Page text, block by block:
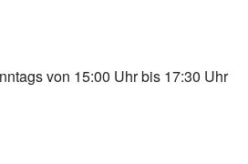
von 15:00 Uhr bis 17:30 Uhr